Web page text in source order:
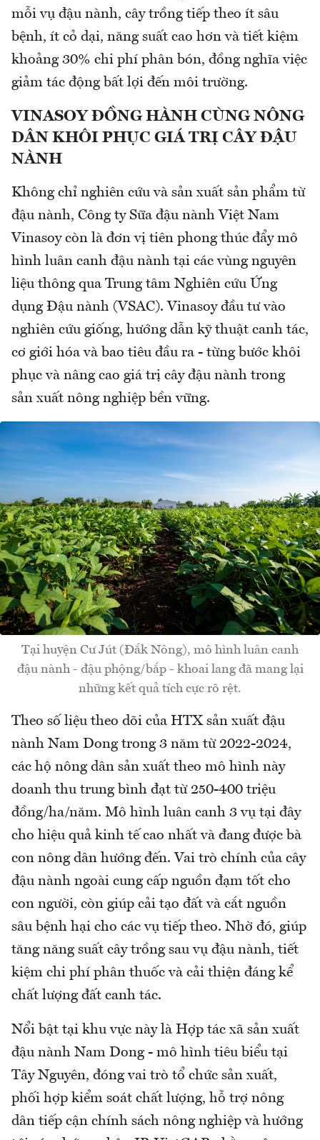
mỗi vụ đậu nành, cây trồng tiếp theo ít sâu
bệnh, ít cỏ dại, năng suất cao hơn và tiết kiệm
khoảng 30% chi phí phân bón, đồng nghĩa việc
giảm tác động bất lợi đến môi trường.
VINASOY ĐỒNG HÀNH CÙNG NÔNG
DÂN KHÔI PHỤC GIÁ TRỊ CÂY ĐẬU
NÀNH
Không chỉ nghiên cứu và sản xuất sản phẩm từ
đậu nành, Công ty Sữa đậu nành Việt Nam
Vinasoy còn là đơn vị tiên phong thúc đẩy mô
hình luân canh đậu nành tại các vùng nguyên
liệu thông qua Trung tâm Nghiên cứu Ứng
dụng Đậu nành (VSAC). Vinasoy đầu tư vào
nghiên cứu giống, hướng dẫn kỹ thuật canh tác,
cơ giới hóa và bao tiêu đầu ra - từng bước khôi
phục và nâng cao giá trị cây đậu nành trong
sản xuất nông nghiệp bền vững.
Tại huyện Cư Jút (Đắk Nông), mô hình luân canh
đậu nành - đậu phộng/bắp - khoai lang đã mang lại
những kết quả tích cực rõ rệt.
Theo số liệu theo dõi của HTX sản xuất đậu
nành Nam Dong trong 3 năm từ 2022-2024,
các hộ nông dân sản xuất theo mô hình này
doanh thu trung bình đạt từ 250-400 triệu
đồng/ha/năm. Mô hình luân canh 3 vụ tại đây
cho hiệu quả kinh tế cao nhất và đang được bà
con nông dân hướng đến. Vai trò chính của cây
đậu nành ngoài cung cấp nguồn đạm tốt cho
con người, còn giúp cải tạo đất và cắt nguồn
sâu bệnh hại cho các vụ tiếp theo. Nhờ đó, giúp
tăng năng suất cây trồng sau vụ đậu nành, tiết
kiệm chi phí phân thuốc và cải thiện đáng kể
chất lượng đất canh tác.
Nổi bật tại khu vực này là Hợp tác xã sản xuất
đậu nành Nam Dong - mô hình tiêu biểu tại
Tây Nguyên, đóng vai trò tổ chức sản xuất,
phối hợp kiểm soát chất lượng, hỗ trợ nông
dân tiếp cận chính sách nông nghiệp và hướng